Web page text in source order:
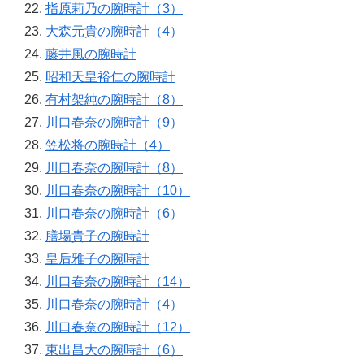
指原莉乃の腕時計（3）
大森元貴の腕時計（4）
藤井風の腕時計
昭和天皇裕仁の腕時計
有村架純の腕時計（8）
川口春奈の腕時計（9）
笠松将の腕時計（4）
川口春奈の腕時計（8）
川口春奈の腕時計（10）
川口春奈の腕時計（6）
膳場貴子の腕時計
皇后雅子の腕時計
川口春奈の腕時計（14）
川口春奈の腕時計（4）
川口春奈の腕時計（12）
東出昌大の腕時計（6）